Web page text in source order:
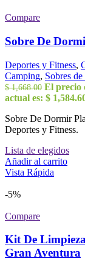
Compare
Sobre De
Deportes y Fitness,
Camping, Sobres
$1,668.00 El precio
actual es: $
Sobre De Dormir
Deportes y Fitness.
Lista de elegidos
Añadir al carrito
Vista Rápida
-5%
Compare
Kit De
Gran Aventura